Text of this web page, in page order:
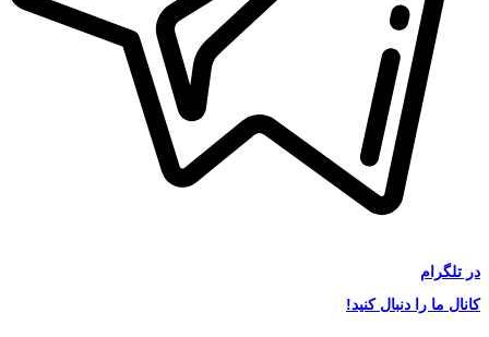
در تلگرام
کانال ما را دنبال کنید!